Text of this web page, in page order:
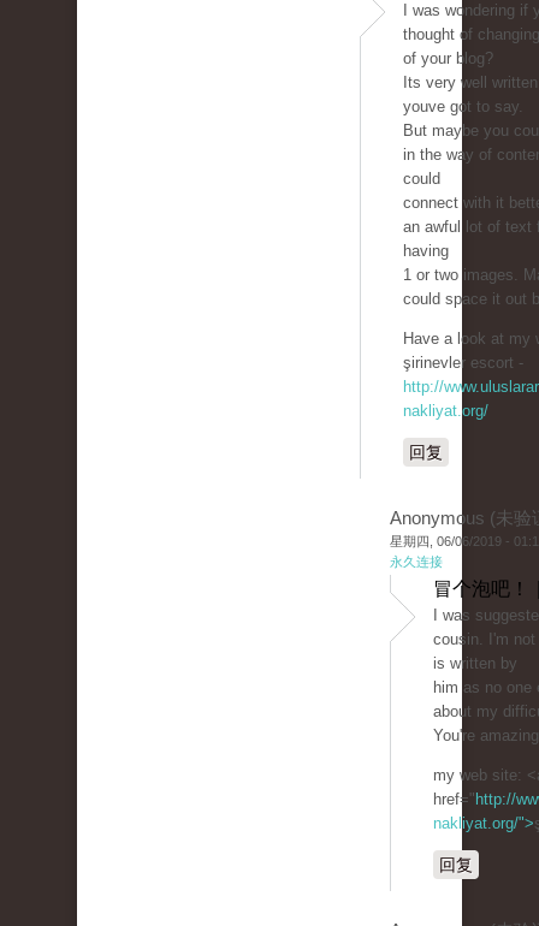
I was wondering if
thought of
of your blog?
Its very well
youve got to say.
But maybe you
in the way of
could
connect with it
an awful lot of text
having
1 or two images.
could space it out
Have a look at my
şirinevler escort -
http://
nakliyat.org/
回复
Anonymous (未验
星期四, 06/06/2019 -
永久连接
冒个泡吧！
I was
cousin. I'm
is written by
him as no one
about my
You're
my web site:
href=" http://
nakliyat.org/">
回复